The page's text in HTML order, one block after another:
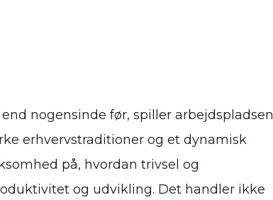
nogensinde før, spiller arbejdspladsen
erhvervstraditioner og et dynamisk
på, hvordan trivsel og
og udvikling. Det handler ikke